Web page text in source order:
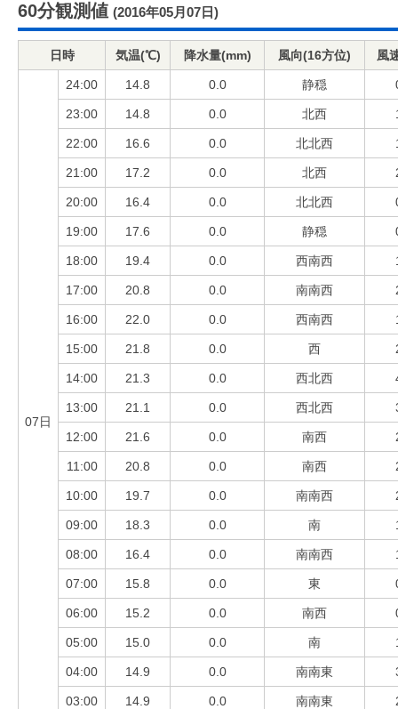
60分観測値 (2016年05月07日)
日時 気温(℃) 降水量(mm) 風向(16方位) 風
07日
24:00 14.8 0.0 静穏
23:00 14.8 0.0 北西
22:00 16.6 0.0 北北西
21:00 17.2 0.0 北西
20:00 16.4 0.0 北北西
19:00 17.6 0.0 静穏
18:00 19.4 0.0 西南西
17:00 20.8 0.0 南南西
16:00 22.0 0.0 西南西
15:00 21.8 0.0 西
14:00 21.3 0.0 西北西
13:00 21.1 0.0 西北西
12:00 21.6 0.0 南西
11:00 20.8 0.0 南西
10:00 19.7 0.0 南南西
09:00 18.3 0.0 南
08:00 16.4 0.0 南南西
07:00 15.8 0.0 東
06:00 15.2 0.0 南西
05:00 15.0 0.0 南
04:00 14.9 0.0 南南東
03:00 14.9 0.0 南南東